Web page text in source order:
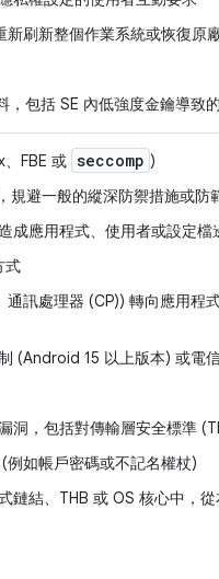
刷新整個作業系統或恢復原
包括 SE 內低強度金鑰導致的
FBE 或 seccomp )
規避一般的縱深防禦措施或防
成應用程式、使用者或設定
式
訊處理器 (CP)) 轉向應用程
(Android 15 以上版本) 或電
，包括對傳輸層安全標準
如帳戶密碼或不記名權杖)
鏈結、THB 或 OS 核心中，